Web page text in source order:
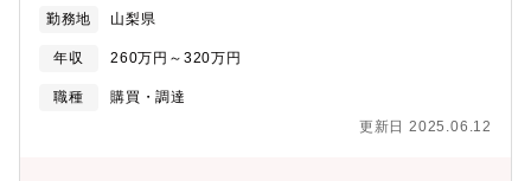
も安心してご応募下さい。【就業環境】働き方改革を進めてお
り、年間休日も徐々に増え、仕事とプライベートの時間をしっか
りと分ける事が可能となります。株式会社ミラプログループとし
て、本社近くの企業型保育施設、単身・世帯用の寮を利用可能な
勤務地 山梨県
年収 260万円～320万円
職種
購買・調達
更新日 2025.06.12